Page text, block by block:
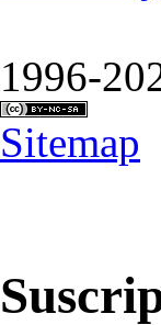
1996-
Sitemap